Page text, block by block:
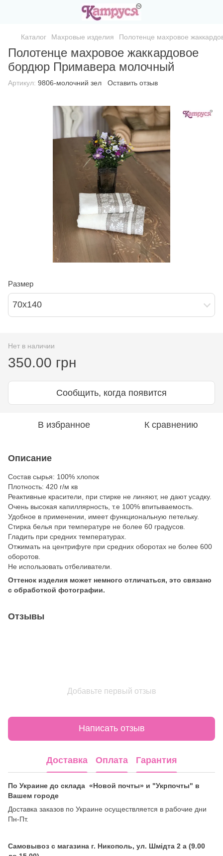
Каталог Махровые изделия Полотенце махровое
Полотенце махровое жаккардовое
бордюр Примавера молочный
Артикул: 9806-молочний зел Оставить отзыв
Размер
70х140
Нет в наличии
350.00 грн
Сообщить, когда появится
В избранное К сравнению
Описание
Состав сырья: 100% хлопок
Плотность: 420 г/м кв
Реактивные красители, при стирке не линяют, не дают усадку.
Очень высокая капиллярность, т.е 100% впитываемость.
Удобное в применении, имеет функциональную петельку.
Стирка белья при температуре не более 60 градусов.
Гладить при средних температурах.
Отжимать на центрифуге при средних оборотах не более 600
оборотов.
Не использовать отбеливатели.
Оттенок изделия может немного отличаться, это связано
с обработкой фотографии.
Отзывы
Добавьте первый отзыв
Написать отзыв
Доставка Оплата Гарантия
По Украине до склада «Новой почты» и "Укрпочты" в
Вашем городе
Доставка заказов по Украине осуществляется в рабочие дни
Пн-Пт.
Самовывоз с магазина г. Никополь, ул. Шмідта 2 а (9.00